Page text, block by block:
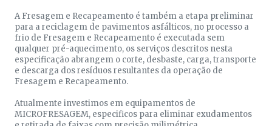
A Fresagem e Recapeamento é também a etapa preliminar
para a reciclagem de pavimentos asfálticos, no processo a
frio de Fresagem e Recapeamento é executada sem
qualquer pré-aquecimento, os serviços descritos nesta
especificação abrangem o corte, desbaste, carga, transporte
e descarga dos resíduos resultantes da operação de
Fresagem e Recapeamento.
Atualmente investimos em equipamentos de
MICROFRESAGEM, especificos para eliminar exudamentos